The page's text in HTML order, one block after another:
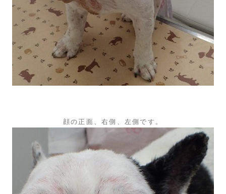
顔の正面、右側、左側です。